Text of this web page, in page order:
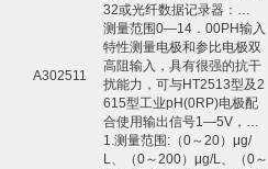
32或光纤数据记录器：…
A302511
测量范围0—14．00PH输入
特性测量电极和参比电极双
高阻输入，具有很强的抗干
扰能力，可与HT2513型及2
615型工业pH(0RP)电极配
合使用输出信号1—5V，…
1.测量范围:（0～20）μg/
L、（0～200）μg/L、（0～